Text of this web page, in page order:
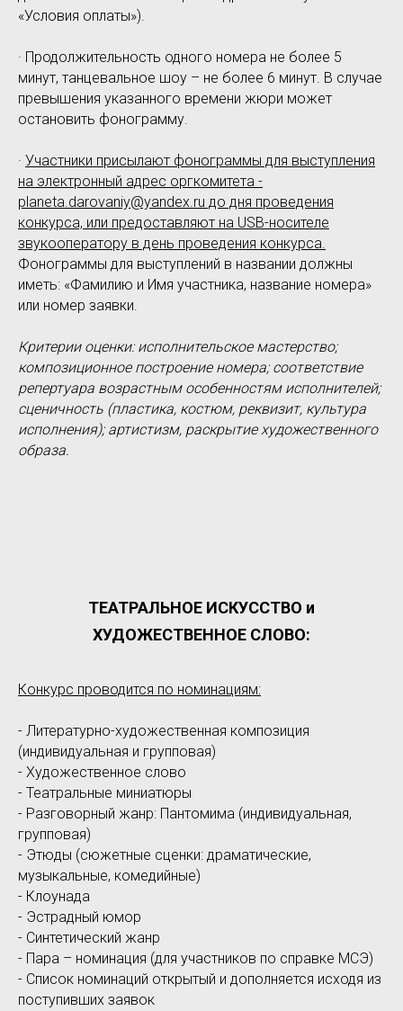
«Условия оплаты»).
· Продолжительность одного номера не более 5
минут, танцевальное шоу – не более 6 минут. В случае
превышения указанного времени жюри может
остановить фонограмму.
· Участники присылают фонограммы для выступления
на электронный адрес оргкомитета -
planeta.darovaniy@yandex.ru до дня проведения
конкурса, или предоставляют на USB-носителе
звукооператору в день проведения конкурса.
Фонограммы для выступлений в названии должны
иметь: «Фамилию и Имя участника, название номера»
или номер заявки.
Критерии оценки: исполнительское мастерство;
композиционное построение номера; соответствие
репертуара возрастным особенностям исполнителей;
сценичность (пластика, костюм, реквизит, культура
исполнения); артистизм, раскрытие художественного
образа.
ТЕАТРАЛЬНОЕ ИСКУССТВО и
ХУДОЖЕСТВЕННОЕ СЛОВО:
Конкурс проводится по номинациям:
- Литературно-художественная композиция
(индивидуальная и групповая)
- Художественное слово
- Театральные миниатюры
- Разговорный жанр: Пантомима (индивидуальная,
групповая)
- Этюды (сюжетные сценки: драматические,
музыкальные, комедийные)
- Клоунада
- Эстрадный юмор
- Синтетический жанр
- Пара – номинация (для участников по справке МСЭ)
- Список номинаций открытый и дополняется исходя из
поступивших заявок